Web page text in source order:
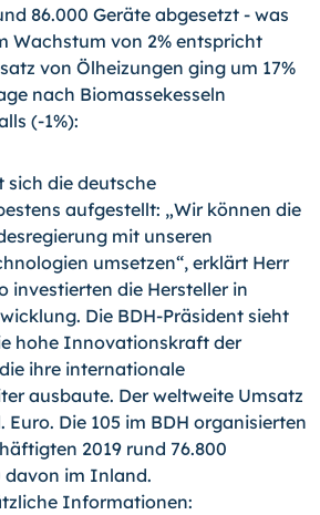
86.000 Geräte abgesetzt - was
Wachstum von 2% entspricht
von Ölheizungen ging um 17%
nach Biomassekesseln
(-1%):
sich die deutsche
aufgestellt: „Wir können die
mit unseren
umsetzen“, erklärt Herr
investierten die Hersteller in
Die BDH-Präsident sieht
hohe Innovationskraft der
ihre internationale
ausbaute. Der weltweite Umsatz
Euro. Die 105 im BDH organisierten
2019 rund 76.800
davon im Inland.
Informationen: